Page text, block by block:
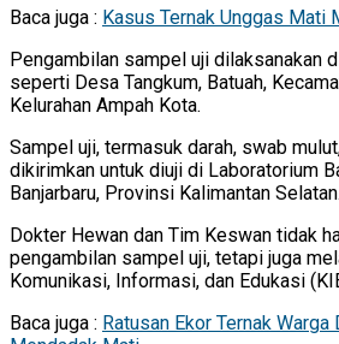
Baca juga : Kasus Ternak Unggas Mati
Pengambilan sampel uji dilaksanakan
seperti Desa Tangkum, Batuah,
Kelurahan Ampah Kota.
Sampel uji, termasuk darah, swab
dikirimkan untuk diuji di Laboratorium
Banjarbaru, Provinsi Kalimantan Selatan.
Dokter Hewan dan Tim Keswan tidak
pengambilan sampel uji, tetapi juga
Komunikasi, Informasi, dan Edukasi
Baca juga : Ratusan Ekor Ternak Warga